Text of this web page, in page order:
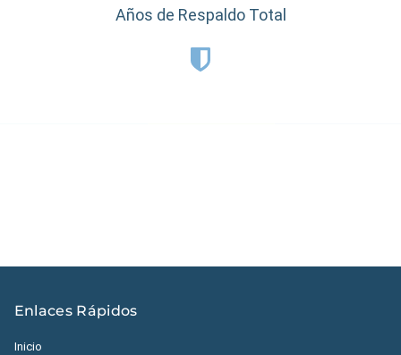
Años de Respaldo Total
Enlaces Rápidos
Inicio